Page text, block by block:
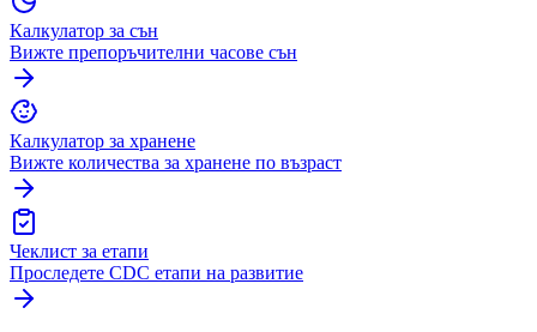
Калкулатор за сън
Вижте препоръчителни часове сън
Калкулатор за хранене
Вижте количества за хранене по възраст
Чеклист за етапи
Проследете CDC етапи на развитие